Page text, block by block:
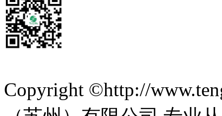
Copyright ©http://